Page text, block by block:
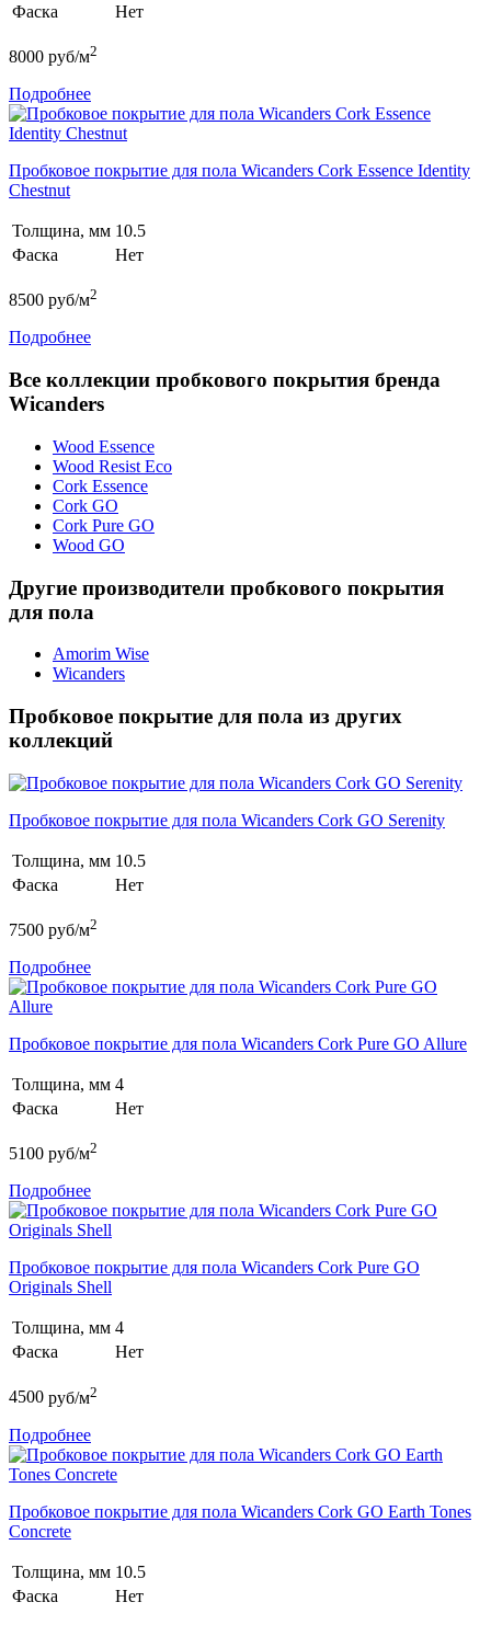
Фаска
Нет
8000 руб/м2
Подробнее
Пробковое покрытие для пола Wicanders Cork Essence Identity
Chestnut
Толщина, мм 10.5
Фаска
Нет
8500 руб/м2
Подробнее
Все коллекции пробкового покрытия бренда
Wicanders
Wood Essence
Wood Resist Eco
Cork Essence
Cork GO
Cork Pure GO
Wood GO
Другие производители пробкового покрытия
для пола
Amorim Wise
Wicanders
Пробковое покрытие для пола из других
коллекций
Пробковое покрытие для пола Wicanders Cork GO Serenity
Толщина, мм 10.5
Фаска
Нет
7500 руб/м2
Подробнее
Пробковое покрытие для пола Wicanders Cork Pure GO Allure
Толщина, мм 4
Фаска
Нет
5100 руб/м2
Подробнее
Пробковое покрытие для пола Wicanders Cork Pure GO
Originals Shell
Толщина, мм 4
Фаска
Нет
4500 руб/м2
Подробнее
Пробковое покрытие для пола Wicanders Cork GO Earth Tones
Concrete
Толщина, мм 10.5
Фаска
Нет